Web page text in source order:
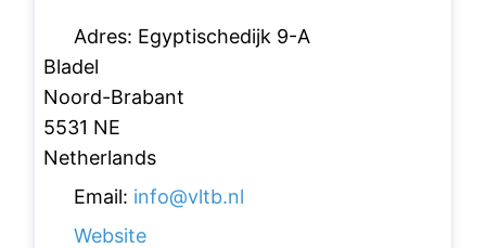
Adres: Egyptischedijk 9-A
Bladel
Noord-Brabant
5531 NE
Netherlands
Email: info@vltb.nl
Website